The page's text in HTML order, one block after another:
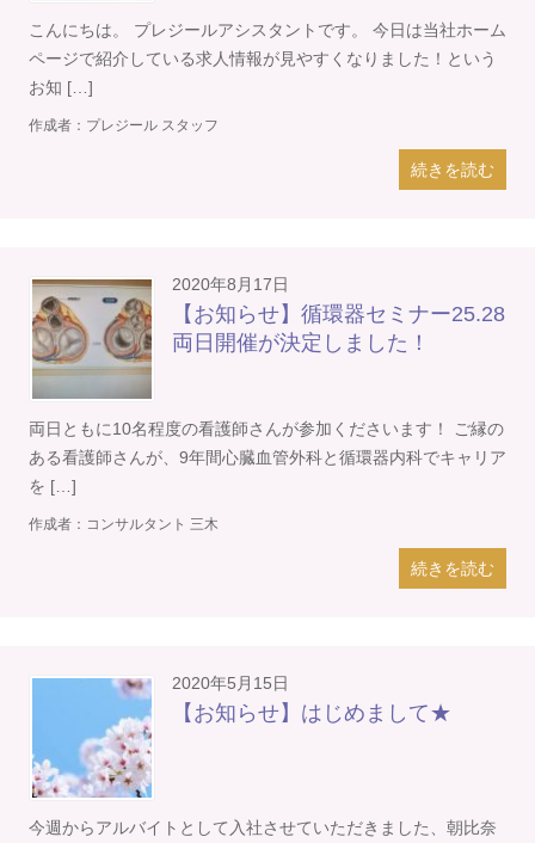
こんにちは。 プレジールアシスタントです。 今日は当社ホーム
ページで紹介している求人情報が見やすくなりました！という
お知 […]
作成者： プレジール スタッフ
続きを読む
2020年8月17日
【お知らせ】循環器セミナー25.28
両日開催が決定しました！
両日ともに10名程度の看護師さんが参加くださいます！ ご縁の
ある看護師さんが、9年間心臓血管外科と循環器内科でキャリア
を […]
作成者： コンサルタント 三木
続きを読む
2020年5月15日
【お知らせ】はじめまして★
今週からアルバイトとして入社させていただきました、朝比奈